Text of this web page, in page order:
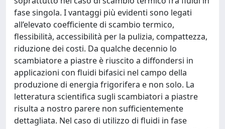
fase singola. I vantaggi più evidenti sono legati
all’elevato coefficiente di scambio termico,
flessibilità, accessibilità per la pulizia, compattezza,
riduzione dei costi. Da qualche decennio lo
scambiatore a piastre è riuscito a diffondersi in
applicazioni con fluidi bifasici nel campo della
produzione di energia frigorifera e non solo. La
letteratura scientifica sugli scambiatori a piastre
risulta a nostro parere non sufficientemente
dettagliata. Nel caso di utilizzo di fluidi in fase